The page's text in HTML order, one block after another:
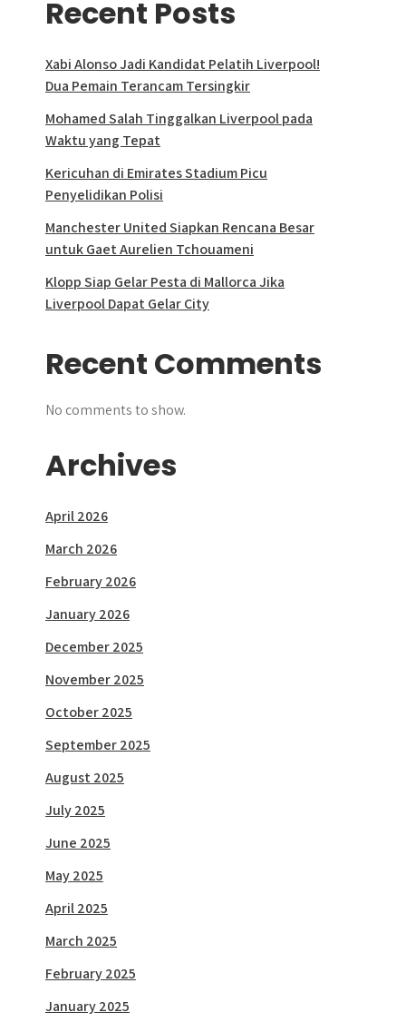
Recent Posts
Xabi Alonso Jadi Kandidat Pelatih Liverpool!
Dua Pemain Terancam Tersingkir
Mohamed Salah Tinggalkan Liverpool pada
Waktu yang Tepat
Kericuhan di Emirates Stadium Picu
Penyelidikan Polisi
Manchester United Siapkan Rencana Besar
untuk Gaet Aurelien Tchouameni
Klopp Siap Gelar Pesta di Mallorca Jika
Liverpool Dapat Gelar City
Recent Comments
No comments to show.
Archives
April 2026
March 2026
February 2026
January 2026
December 2025
November 2025
October 2025
September 2025
August 2025
July 2025
June 2025
May 2025
April 2025
March 2025
February 2025
January 2025